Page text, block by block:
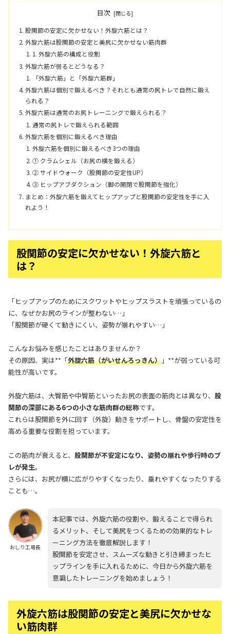
目次
股関節の安定に欠かせない！外旋六筋とは？
外旋六筋は股関節の安定と美尻に欠かせない筋肉群
1. 外旋六筋の構成と役割
外旋六筋が弱るとどうなる？
「外旋六筋」と「外旋六筋群」
外旋六筋は個別で鍛えるべき？それとも通常の尻トレで自然に鍛え
られる？
外旋六筋は通常のお尻トレーニングで鍛えられる？
通常の尻トレで鍛えられる範囲
外旋六筋を個別に鍛えるべき理由
外旋六筋を個別に鍛えるべき3つの理由
① クラムシェル（お尻の横を鍛える）
② サイドウォーク（股関節の安定性UP）
③ ヒップアブダクション（脚の開閉で股関節を強化）
まとめ：外旋六筋を鍛えてヒップアップと股関節の安定性を手に入
れよう！
股関節の安定に欠かせない！外旋六筋と
は？
「ヒップアップのためにスクワットやヒップスラストを頑張っているの
に、なぜかお尻のラインが整わない…」
「股関節が硬くて動きにくい、姿勢が崩れやすい…」
こんなお悩みを感じたことはありませんか？
その原因、実は**「外旋六筋（がいせんろっきん） 」**が弱っている可
能性が高いです。
外旋六筋は、大臀筋や中臀筋といったお尻の表面の筋肉とは異なり、 股
関節の深部にある6つの小さな筋肉群の総称です。
これらは股関節を外に回す（外旋）動きをサポートし、骨盤の安定性を
高める重要な役割を担っています。
この筋肉が衰えると、 股関節が不安定になり、姿勢の崩れや歩行時のブ
レが発生。
さらには、お尻が横に広がりやすくなったり、垂れやすくなったりする
ことも…。
おしり工場長
本記事では、外旋六筋の役割や、鍛えることで得られ
るメリット、そして美尻をつくるための効果的なトレ
ーニング方法を徹底解説します！
股関節を安定させ、スムーズな動きと引き締まったヒ
ップラインを手に入れるために、今日から外旋六筋を
意識したトレーニングを始めましょう！
外旋六筋は股関節の安定と美尻に欠かせな
い筋肉群